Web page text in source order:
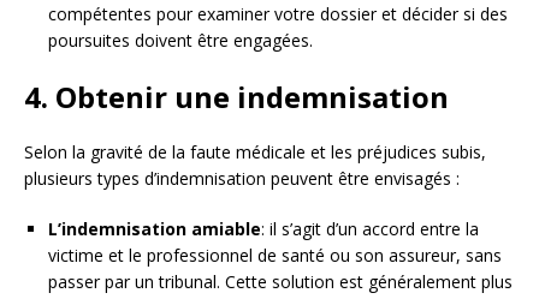
compétentes pour examiner votre dossier et décider si des
poursuites doivent être engagées.
4. Obtenir une indemnisation
Selon la gravité de la faute médicale et les préjudices subis,
plusieurs types d’indemnisation peuvent être envisagés :
L’indemnisation amiable: il s’agit d’un accord entre la
victime et le professionnel de santé ou son assureur, sans
passer par un tribunal. Cette solution est généralement plus